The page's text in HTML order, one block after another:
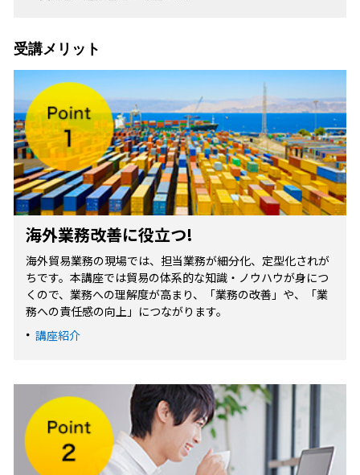
受講メリット
海外業務改善に役立つ!
海外貿易業務の現場では、担当業務が細分化、定型化されが
ちです。本講座では貿易の体系的な知識・ノウハウが身につ
くので、業務への理解度が高まり、「業務の改善」や、「業
務への責任感の向上」につながります。
講座紹介